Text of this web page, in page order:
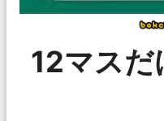
12マスだ